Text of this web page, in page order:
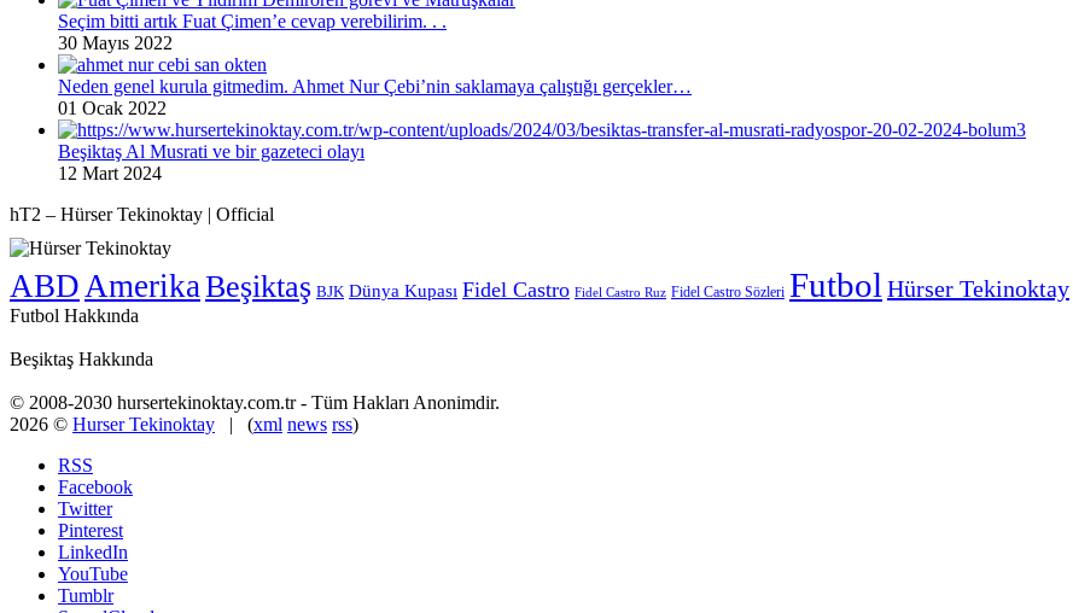
Seçim bitti artık Fuat Çimen’e cevap verebilirim. . .
30 Mayıs 2022
Neden genel kurula gitmedim. Ahmet Nur Çebi’nin saklamaya çalıştığı gerçekler…
01 Ocak 2022
Beşiktaş Al Musrati ve bir gazeteci olayı
12 Mart 2024
hT2 – Hürser Tekinoktay | Official
ABD Amerika Beşiktaş BJK Dünya Kupası Fidel Castro Fidel Castro Ruz Fidel Castro Sözleri Futbol Hürser Tekinoktay
Futbol Hakkında
Beşiktaş Hakkında
© 2008-2030 hursertekinoktay.com.tr - Tüm Hakları Anonimdir.
2026 © Hurser Tekinoktay | (xml news rss)
RSS
Facebook
Twitter
Pinterest
LinkedIn
YouTube
Tumblr